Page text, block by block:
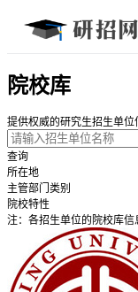
院校库
提供权威的研究生招生单位
查询
所在地
主管部门类别
院校特性
注：各招生单位的院校库信